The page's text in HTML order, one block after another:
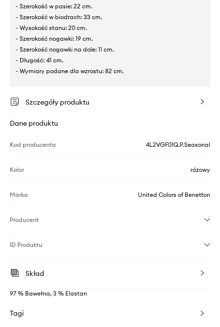
- Szerokość w pasie: 22 cm.
- Szerokość w biodrach: 33 cm.
- Wysokość stanu: 20 cm.
- Szerokość nogawki: 19 cm.
- Szerokość nogawki na dole: 11 cm.
- Długość: 41 cm.
- Wymiary podane dla wzrostu: 82 cm.
Szczegóły produktu
Dane produktu
Kod producenta 4L2VGF01Q.P.Seasonal
Kolor różowy
Marka United Colors of Benetton
Producent
ID Produktu
Skład
97 % Bawełna, 3 % Elastan
Tagi